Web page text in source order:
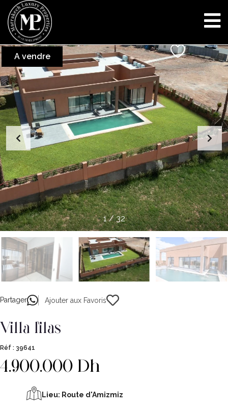
A vendre
1/32
Ajouter aux Favoris
Partager
villa lilas
Réf : 39641
4.900.000 Dh
Lieu: Route d'Amizmiz